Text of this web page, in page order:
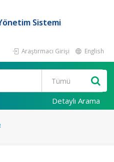
Sistemi
Araştırmacı Girişi English
Detaylı Arama